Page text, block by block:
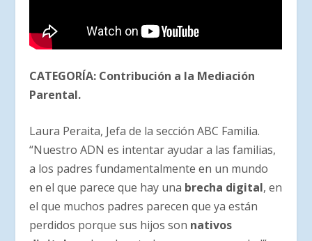
CATEGORÍA: Contribución a la Mediación
Parental.
Laura Peraita, Jefa de la sección ABC Familia.
“Nuestro ADN es intentar ayudar a las familias,
a los padres fundamentalmente en un mundo
en el que parece que hay una brecha digital, en
el que muchos padres parecen que ya están
perdidos porque sus hijos son nativos